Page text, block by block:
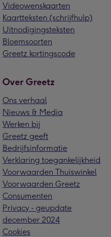
Videowenskaarten
Kaartteksten (schrijfhulp)
Uitnodigingsteksten
Bloemsoorten
Greetz kortingscode
Over Greetz
Ons verhaal
Nieuws & Media
Werken bij
Greetz geeft
Bedrijfsinformatie
Verklaring toegankelijkheid
Voorwaarden Thuiswinkel
Voorwaarden Greetz
Consumenten
Privacy - geupdate
december 2024
Cookies